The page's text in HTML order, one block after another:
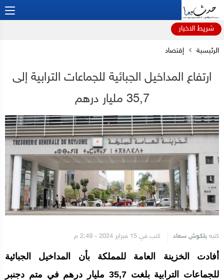
شريط الاخبار
الرئيسية إقتصاد
ارتفاع المداخيل الجبائية للجماعات الترابية إلى
35,7 مليار درهم
كتبه بلكوش سعاد كتب في 15 فبراير 2024 - 2:49 م
أفادت الخزينة العامة للمملكة بأن المداخيل الجبائية
للجماعات الترابية بلغت 35,7 مليار درهم في متم دجنبر